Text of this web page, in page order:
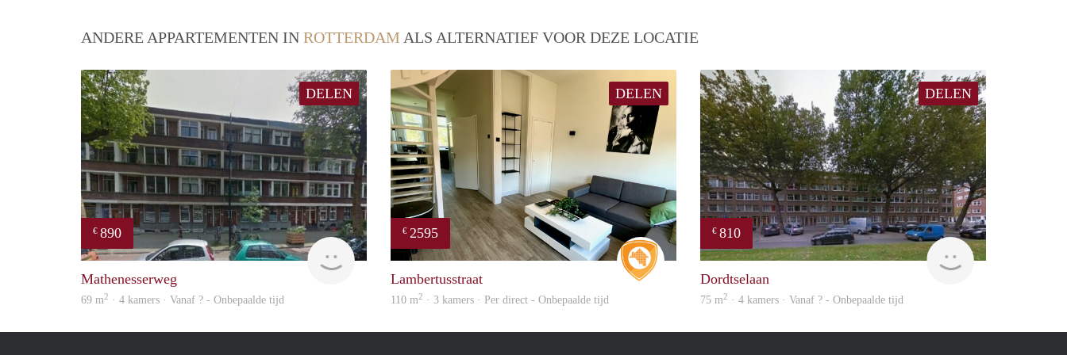
ANDERE APPARTEMENTEN IN ROTTERDAM ALS ALTERNATIEF VOOR DEZE LOCATIE
DELEN
€ 890
finder
Mathenesserweg
69 m2 · 4 kamers · Vanaf ? - Onbepaalde tijd
DELEN
€ 2595
Real Estate
Lambertusstraat
110 m2 · 3 kamers · Per direct - Onbepaalde tijd
DELEN
€ 810
finder
Dordtselaan
75 m2 · 4 kamers · Vanaf ? - Onbepaalde tijd